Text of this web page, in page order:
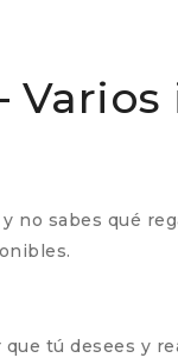
no sabes qué
tú desees y